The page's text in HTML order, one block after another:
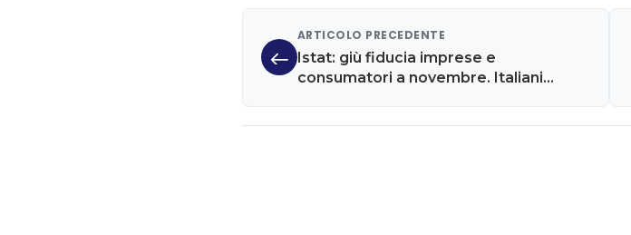
ARTICOLO PRECEDENTE
Istat: giù fiducia imprese e
consumatori a novembre. Italiani